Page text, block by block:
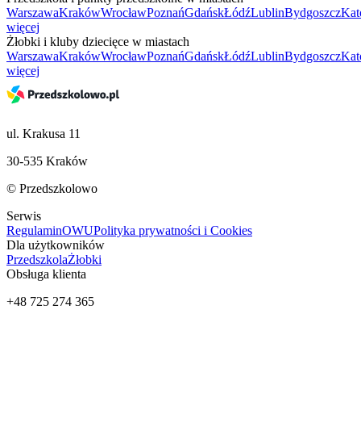
WarszawaKrakówWrocławPoznańGdańskŁódźLublinBydgoszcz
więcej
Żłobki i kluby dziecięce w miastach
WarszawaKrakówWrocławPoznańGdańskŁódźLublinBydgoszcz
więcej
ul. Krakusa 11
30-535 Kraków
© Przedszkolowo
Serwis
RegulaminOWUPolityka prywatności i Cookies
Dla użytkowników
PrzedszkolaŻłobki
Obsługa klienta
+48 725 274 365